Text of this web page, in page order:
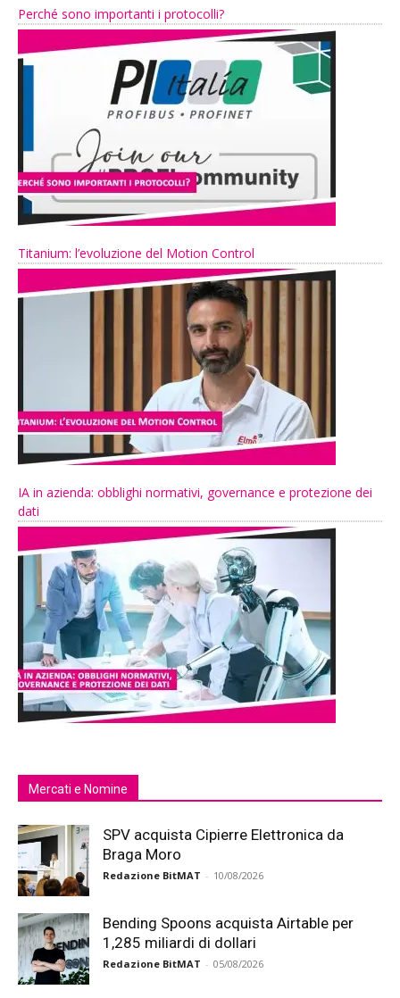
Perché sono importanti i protocolli?
Titanium: l’evoluzione del Motion Control
IA in azienda: obblighi normativi, governance e protezione dei
dati
Mercati e Nomine
SPV acquista Cipierre Elettronica da
Braga Moro
Redazione BitMAT - 10/08/2026
Bending Spoons acquista Airtable per
1,285 miliardi di dollari
Redazione BitMAT - 05/08/2026